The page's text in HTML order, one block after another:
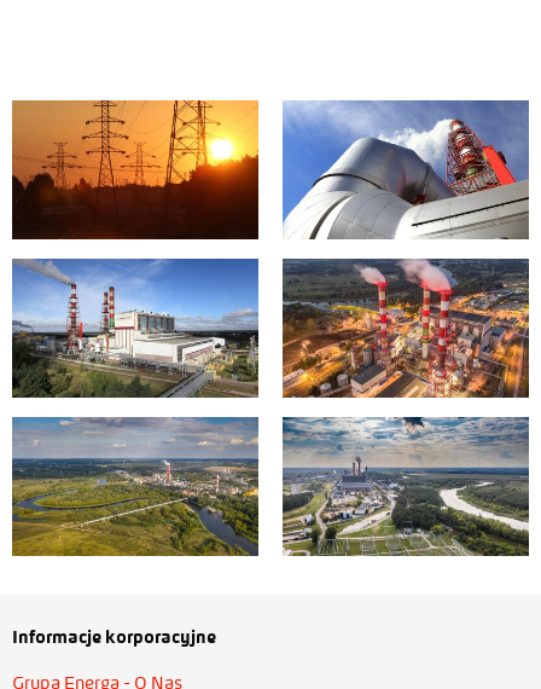
Informacje korporacyjne
Grupa Energa - O Nas